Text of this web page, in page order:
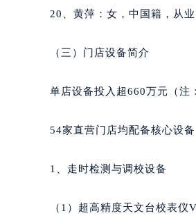
内蒙古自治
内蒙古自治
内蒙古自治
内蒙古自治
内蒙古自治
山西省大同
20、黄萍：女，中国籍，从
（三）门店设备简介
单店设备投入超660万元（注
54家直营门店均配备核心设
1、走时检测与调校设备
（1）超高精度天文台校表